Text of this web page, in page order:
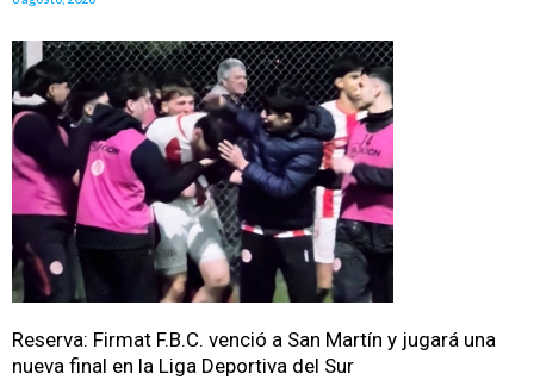
Reserva: Firmat F.B.C. venció a San Martín y jugará una
nueva final en la Liga Deportiva del Sur